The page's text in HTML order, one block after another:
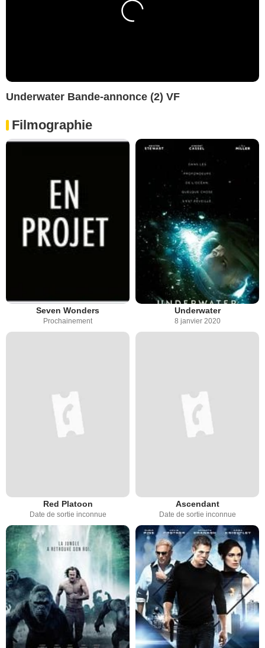
Underwater Bande-annonce (2) VF
Filmographie
Seven Wonders
Prochainement
Underwater
8 janvier 2020
Red Platoon
Date de sortie inconnue
Ascendant
Date de sortie inconnue